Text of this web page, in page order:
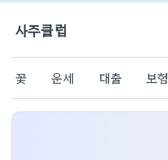
사주클럽
꽃 운세 대출 보험